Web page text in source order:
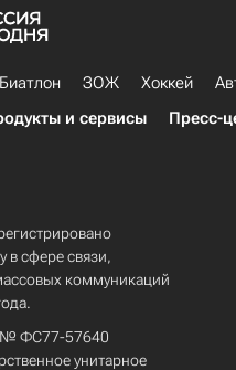
Биатлон ЗОЖ Хоккей
и сервисы Пресс-
в сфере связи,
коммуникаций
№ ФС77-57640
унитарное